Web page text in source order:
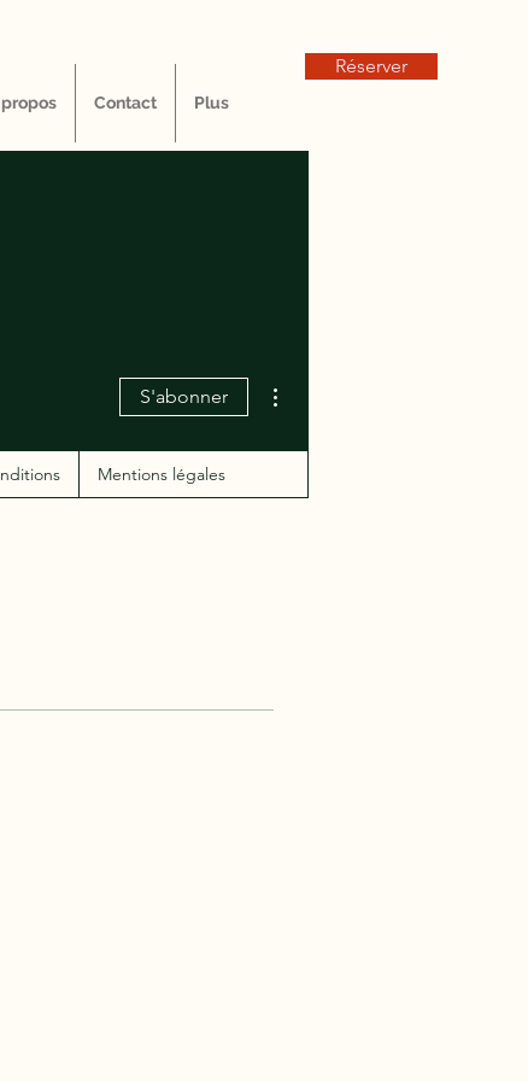
propos Contact Plus
Réserver
S'abonner
Mentions légales